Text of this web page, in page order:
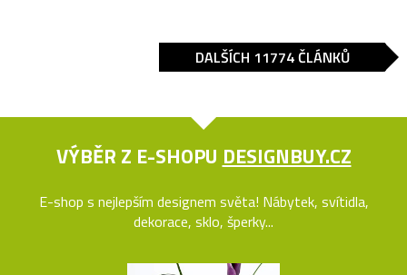
DALŠÍCH 11774 ČLÁNKŮ
VÝBĚR Z E-SHOPU DESIGNBUY.CZ
E-shop s nejlepším designem světa! Nábytek, svítidla,
dekorace, sklo, šperky...